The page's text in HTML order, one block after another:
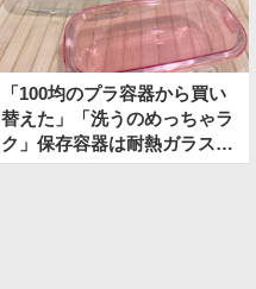
「100均のプラ容器から買い
替えた」「洗うのめっちゃラ
ク」保存容器は耐熱ガラスが
おすすめ！「油汚れがスルッ